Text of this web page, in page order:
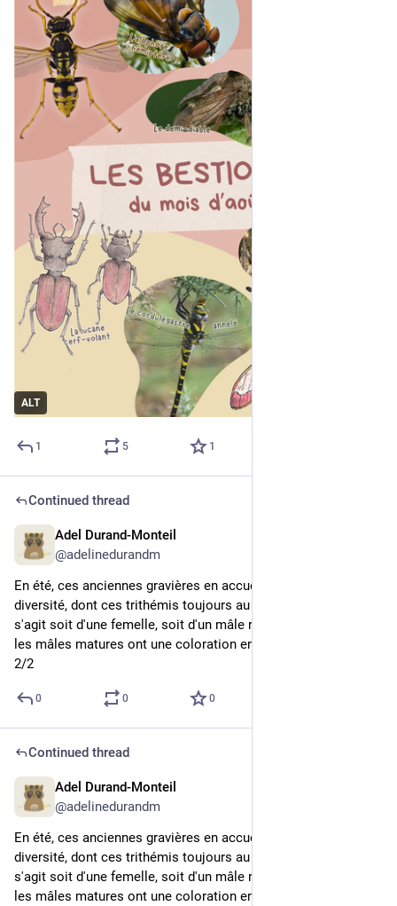
ALT
1 5 1
Continued thread
Adel Durand-Monteil
@adelinedurandm
En été, ces anciennes gravières en accueillent une certaine
diversité, dont ces trithémis toujours au rendez-vous. Ici il
s'agit soit d'une femelle, soit d'un mâle récemment émergé ;
les mâles matures ont une coloration entièrement purpurine.
2/2
0 0 0
Continued thread
Adel Durand-Monteil
@adelinedurandm
En été, ces anciennes gravières en accueillent une certaine
diversité, dont ces trithémis toujours au rendez-vous. Ici il
s'agit soit d'une femelle, soit d'un mâle récemment émergé ;
les mâles matures ont une coloration entièrement purpurine.